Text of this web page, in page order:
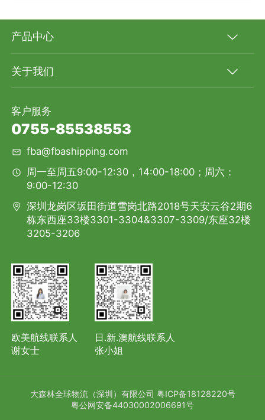
产品中心
关于我们
客户服务
0755-85538553
fba@fbashipping.com
周一至周五9:00-12:30，14:00-18:00；周六：
9:00-12:30
深圳龙岗区坂田街道雪岗北路2018号天安云谷2期6
栋东西座33楼3301-3304&3307-3309/东座32楼
3205-3206
欧美航线联系人
谢女士
日.新.澳航线联系人
张小姐
大森林全球物流（深圳）有限公司 粤ICP备18128220号
粤公网安备44030002006691号